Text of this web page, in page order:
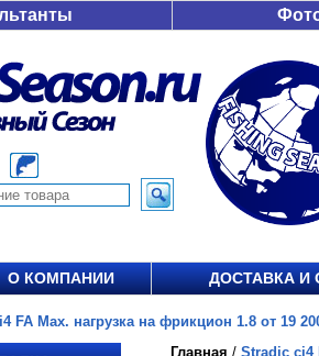
О КОМПАНИИ ДОСТАВКА И
FA Max. нагрузка на фрикцион 1.8 от 19
Главная / Stradic ci4